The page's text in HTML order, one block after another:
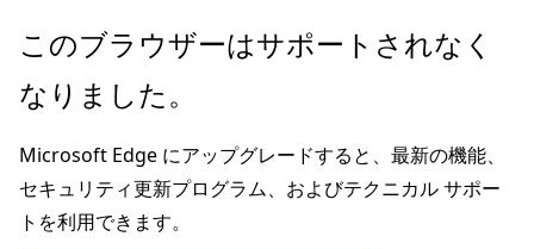
メ
ン
ン
テ
ン
このブラウザーはサポートされなく
なりました。
Microsoft Edge にアップグレードすると、最新の機能、
セキュリティ更新プログラム、およびテクニカル サポー
トを利用できます。